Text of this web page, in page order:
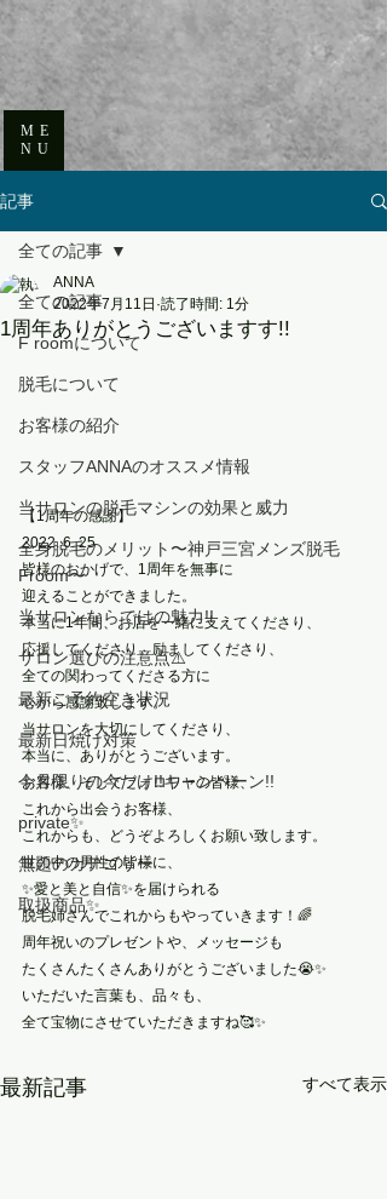
ME
NU
記事
全ての記事
F roomについて
脱毛について
お客様の紹介
スタッフANNAのオススメ情報
当サロンの脱毛マシンの効果と威力
全身脱毛のメリット〜神戸三宮メンズ脱毛
Froom〜
当サロンならではの魅力!!
サロン選びの注意点⚠️
最新ご予約空き状況
最新日焼け対策
今月限りの今だけ!!キャンペーン!!
private✨
無題のカテゴリー
取扱商品✨
全ての記事
1周年ありがとうございますす!!
ANNA
2022年7月11日 読了時間: 1分
【1周年の感謝】
2022. 6. 25
皆様のおかげで、1周年を無事に
迎えることができました。
本当に1年間、お店を一緒に支えてくださり、
応援してくださり、励ましてくださり、
全ての関わってくださる方に
心から感謝致します。
当サロンを大切にしてくださり、
本当に、ありがとうございます。
お客様、そしてフォロワーの皆様、
これから出会うお客様、
これからも、どうぞよろしくお願い致します。
世の中の男性の皆様に、
✨愛と美と自信✨を届けられる
脱毛姉さんでこれからもやっていきます！🌈
周年祝いのプレゼントや、メッセージも
たくさんたくさんありがとうございました😭✨
いただいた言葉も、品々も、
全て宝物にさせていただきますね🥰✨
最新記事 すべて表示